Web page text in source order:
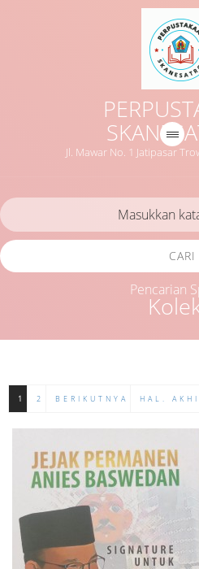
Jl. Mawar No. 1 Jatipasar
CARI
Pencarian
1 2 BERIKUTNYA HAL.